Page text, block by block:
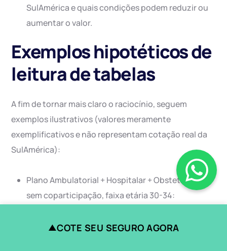
SulAmérica e quais condições podem reduzir ou
aumentar o valor.
Exemplos hipotéticos de
leitura de tabelas
A fim de tornar mais claro o raciocínio, seguem
exemplos ilustrativos (valores meramente
exemplificativos e não representam cotação real da
SulAmérica):
Plano Ambulatorial + Hospitalar + Obstetrícia,
sem coparticipação, faixa etária 30-34:
dias para parto; rede ampla, cobertura nacional;
▲COTE SEU SEGURO AGORA